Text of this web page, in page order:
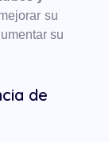
su
su
de